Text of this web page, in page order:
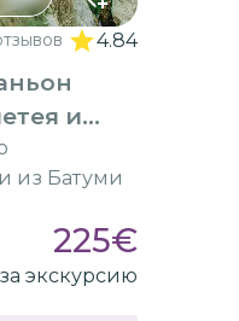
4.84
и
из Батуми
225€
за экскурсию